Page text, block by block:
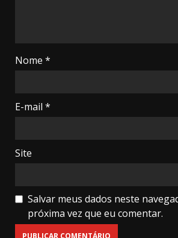
Nome *
E-mail *
Site
Salvar meus dados neste
próxima vez que eu comentar.